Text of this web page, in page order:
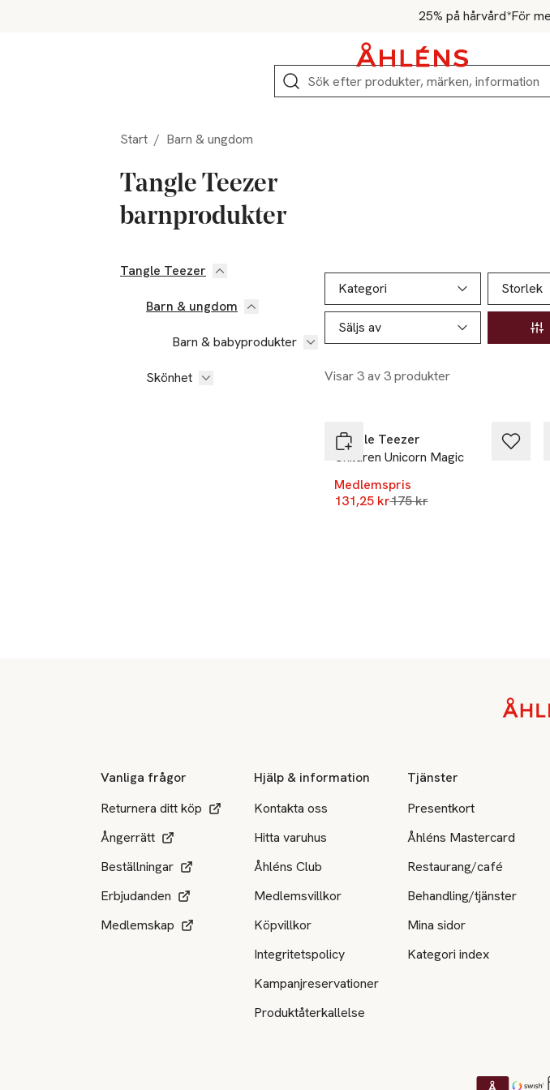
25% på hårvård*För
Sök
Start / Barn & ungdom
Tangle Teezer
barnprodukter
Hoppa till produktsidan
Tangle Teezer
Barn & ungdom
Barn & babyprodukter
Skönhet
Hoppa till produktsidan
Kategori
Storlek
Säljs av
Visar 3 av 3 produkter
Lista över produkter
Tangle Teezer
Children Unicorn Magic
Medlemspris
131,25 krLägsta pris 30 dagar
175 kr
Vanliga frågor
Returnera ditt köp
Ångerrätt
Beställningar
Erbjudanden
Medlemskap
Hjälp & information
Kontakta oss
Hitta varuhus
Åhléns Club
Medlemsvillkor
Köpvillkor
Integritetspolicy
Kampanjreservationer
Produktåterkallelse
Tjänster
Presentkort
Åhléns Mastercard
Restaurang/café
Behandling/tjänster
Mina sidor
Kategori index